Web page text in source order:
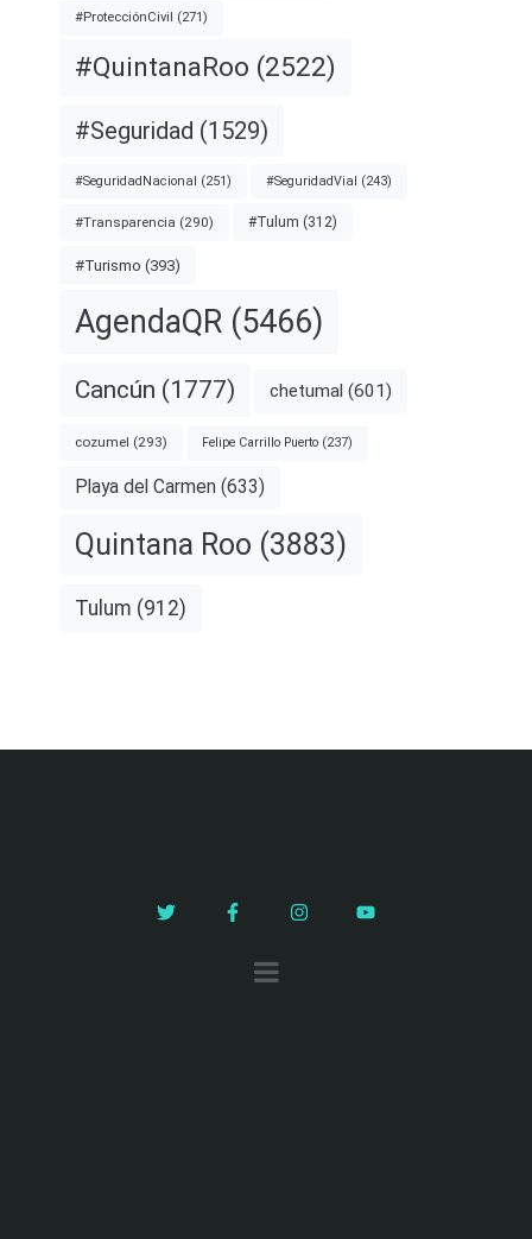
#ProtecciónCivil (271)
#QuintanaRoo (2522)
#Seguridad (1529)
#SeguridadNacional (251) #SeguridadVial (243)
#Transparencia (290) #Tulum (312)
#Turismo (393)
AgendaQR (5466)
Cancún (1777) chetumal (601)
cozumel (293) Felipe Carrillo Puerto (237)
Playa del Carmen (633)
Quintana Roo (3883)
Tulum (912)